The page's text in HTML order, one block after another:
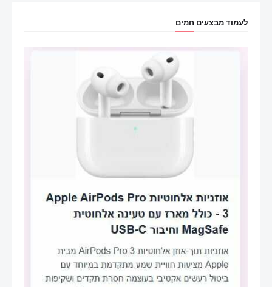
לעמוד מבצעים חמים